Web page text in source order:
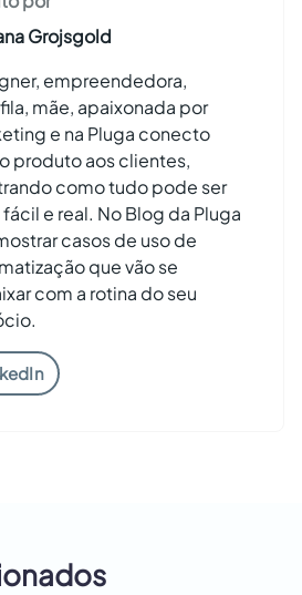
Grojsgold
empreendedora,
mãe, apaixonada por
e na Pluga conecto
produto aos clientes,
como tudo pode ser
fácil e real. No Blog da Pluga
casos de uso de
que vão se
com a rotina do seu